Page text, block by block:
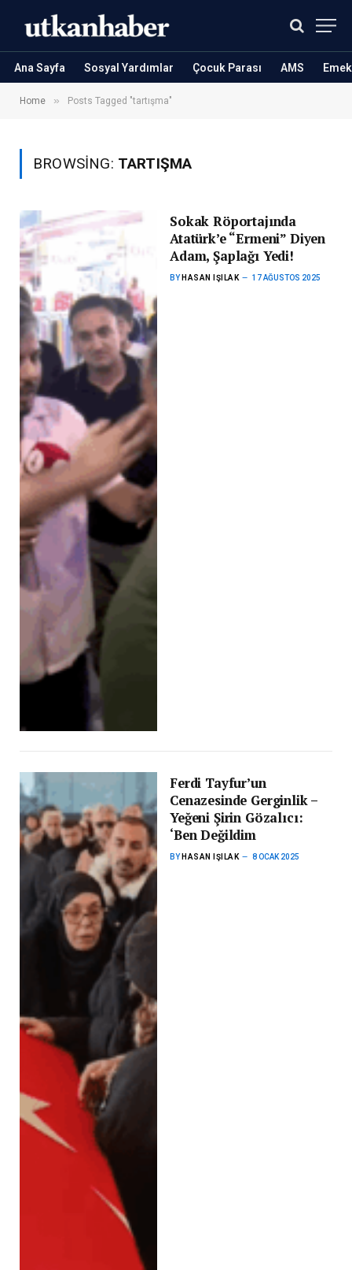
Ana Sayfa Sosyal Yardımlar Çocuk Parası AMS
Home » Posts Tagged "tartışma"
BROWSING: TARTIŞMA
Sokak Röportajında
Atatürk’e “Ermeni” Diyen
Adam, Şaplağı Yedi!
BY HASAN IŞILAK 17 AĞUSTOS 2025
Ferdi Tayfur’un
Cenazesinde Gerginlik –
Yeğeni Şirin Gözalıcı:
‘Ben Değildim
BY HASAN IŞILAK 8 OCAK 2025